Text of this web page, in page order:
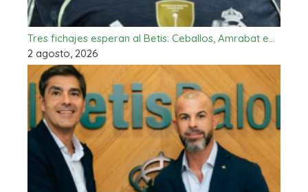
Tres fichajes esperan al Betis: Ceballos, Amrabat e…
2 agosto, 2026